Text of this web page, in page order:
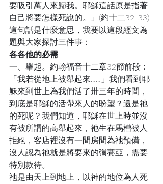
要吸引萬人來歸我。耶穌這話原是指著
自己將要怎樣死說的。」(約十二32-33)
這句話是什麼意思，我要以這段經文為
題與大家探討三件事：
各各他的必需
一、舉起。約翰福音十二章32節前段：
「我若從地上被舉起來……」我們看到耶
穌來到世上為我們活了卅三年的時間，
到底是耶穌的活帶來人的盼望？還是祂
的死呢？我們知道，耶穌在世上時並沒
有被所謂的高舉起來，祂生在馬槽被人
拒絕，客店裡沒有一間房間為祂預備，
沒人認為祂就是將要來的彌賽亞，需要
特別款待。
祂是由天上到地上，以神的地位為人死